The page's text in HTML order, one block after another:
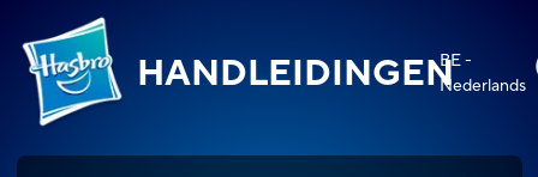
HANDLEIDINGENBE -
Nederlands